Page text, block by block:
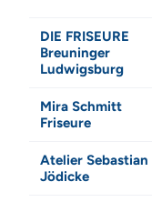
DIE FRISEURE
Breuninger
Ludwigsburg
Mira Schmitt
Friseure
Atelier Sebastian
Jödicke